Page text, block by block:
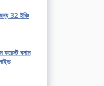
32 ইঞ্চি
ফরেস্ট বনাম